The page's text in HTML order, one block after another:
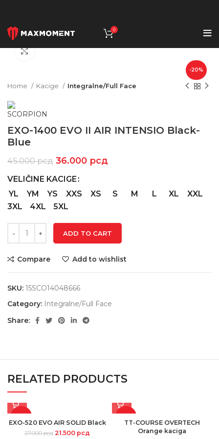
0
-20%
Home Kacige Integralne/Full Face
EXO-1400 EVO II AIR INTENSIO Black-
Blue
45.000рсд 36.000 рсд
VELIČINE KACIGE
YL
YM YS XXS XS S M L XL
XXL
3XL
4XL 5XL
ADD TO CART
Compare Add to wishlist
SKU: 15SCO14048666
Category: Integralne/Full Face
Share:
RELATED PRODUCTS
-20%
EXO-520 EVO AIR SOLID Black
27.000рсд 21.500 рсд
-30%
TT-COURSE OVERTECH
Orange kaciga